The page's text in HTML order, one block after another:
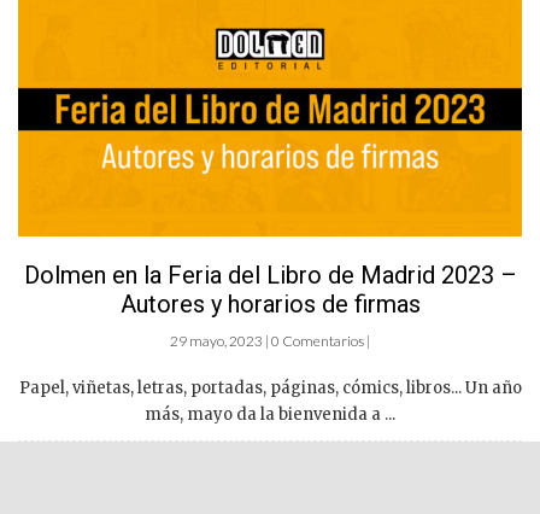
Dolmen en la Feria del Libro de Madrid 2023 –
Autores y horarios de firmas
29 mayo, 2023 | 0 Comentarios |
Papel, viñetas, letras, portadas, páginas, cómics, libros... Un año
más, mayo da la bienvenida a ...